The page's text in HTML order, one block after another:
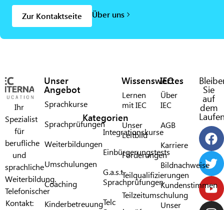
Zur Kontaktseite Über uns
Ihr
Spezialist
für
berufliche
und
sprachliche
Weiterbildung.
Telefonischer
Kontakt:
Unser
Angebot
Sprachkurse
Sprachprüfungen
Weiterbildungen
Umschulungen
Coaching
Kinderbetreuung
Kategorien
Integrationskurse
Einbürgerungstests
G.a.s.t.
Sprachprüfungen​
Telc
Wissenswertes
Lernen
mit IEC​
Unser
Leitbild
Förderungen​
Teilqualifizierungen
Teilzeitumschulung
IEC
Über
IEC​
AGB
Karriere
Bildnachweise
Kundenstimmen
Unser
Sie
auf
dem